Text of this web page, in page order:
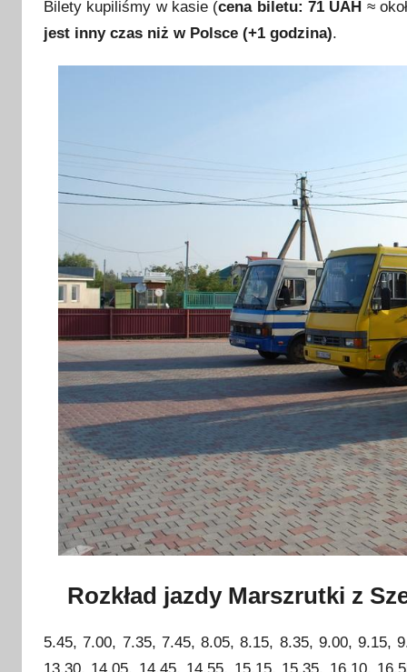
Bilety kupiliśmy w kasie (cena biletu: 71 UAH ≈
jest inny czas niż w Polsce (+1 godzina).
Rozkład jazdy Marszrutki z
5.45, 7.00, 7.35, 7.45, 8.05, 8.15, 8.35, 9.00, 9.15,